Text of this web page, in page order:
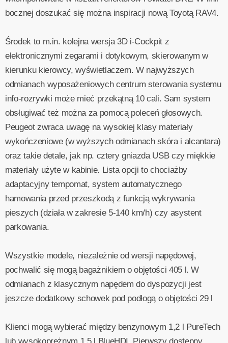
bocznej doszukać się można inspiracji nową Toyotą RAV4.
Środek to m.in. kolejna wersja 3D i-Cockpit z
elektronicznymi zegarami i dotykowym, skierowanym w
kierunku kierowcy, wyświetlaczem. W najwyższych
odmianach wyposażeniowych centrum sterowania systemu
info-rozrywki może mieć przekątną 10 cali. Sam system
obsługiwać też można za pomocą poleceń głosowych.
Peugeot zwraca uwagę na wysokiej klasy materiały
wykończeniowe (w wyższych odmianach skóra i alcantara)
oraz takie detale, jak np. cztery gniazda USB czy miękkie
materiały użyte w kabinie. Lista opcji to chociażby
adaptacyjny tempomat, system automatycznego
hamowania przed przeszkodą z funkcją wykrywania
pieszych (działa w zakresie 5-140 km/h) czy asystent
parkowania.
Wszystkie modele, niezależnie od wersji napędowej,
pochwalić się mogą bagażnikiem o objętości 405 l. W
odmianach z klasycznym napędem do dyspozycji jest
jeszcze dodatkowy schowek pod podłogą o objętości 29 l
Klienci mogą wybierać między benzynowym 1,2 l PureTech